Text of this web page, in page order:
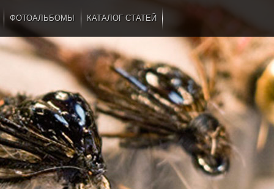
ФОТОАЛЬБОМЫ КАТАЛОГ СТАТЕЙ